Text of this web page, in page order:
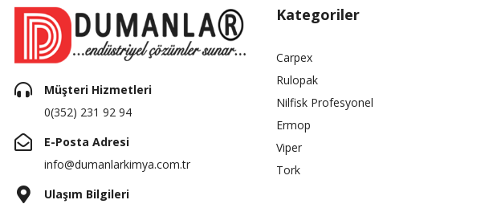
Müşteri Hizmetleri
0(352) 231 92 94
E-Posta Adresi
info@dumanlarkimya.com.tr
Ulaşım Bilgileri
Kategoriler
Carpex
Rulopak
Nilfisk Profesyonel
Ermop
Viper
Tork